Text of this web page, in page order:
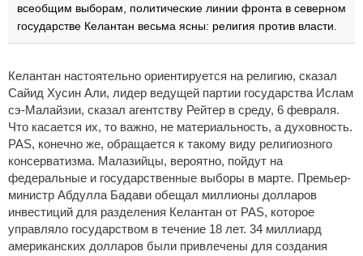
всеобщим выборам, политические линии фронта в северном
государстве Келантан весьма ясны: религия против власти.
Келантан настоятельно ориентируется на религию, сказал
Сайид Хусин Али, лидер ведущей партии государства Ислам
сэ-Малайзии, сказал агентству Рейтер в среду, 6 февраля.
Что касается их, то важно, не материальность, а духовность.
PAS, конечно же, обращается к такому виду религиозного
консерватизма. Малазийцы, вероятно, пойдут на
федеральные и государственные выборы в марте. Премьер-
министр Абдулла Бадави обещал миллионы долларов
инвестиций для разделения Келантан от PAS, которое
управляло государством в течение 18 лет. 34 миллиард
американских долларов были привлечены для создания